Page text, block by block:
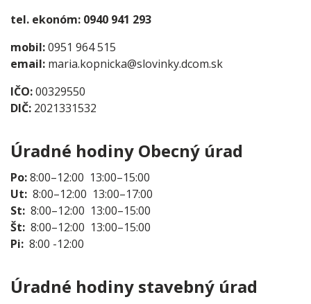
tel. ekonóm: 0940 941 293
mobil:0951 964 515
email: maria.kopnicka@slovinky.dcom.sk
IČO:00329550
DIČ: 2021331532
Úradné hodiny Obecný úrad
Po:8:00–12:00 13:00–15:00
Ut: 8:00–12:00 13:00–17:00
St: 8:00–12:00 13:00–15:00
Št: 8:00–12:00 13:00–15:00
Pi: 8:00 -12:00
Úradné hodiny stavebný úrad